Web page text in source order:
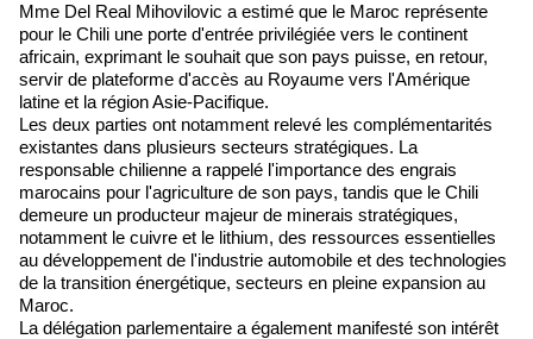
Mme Del Real Mihovilovic a estimé que le Maroc représente
pour le Chili une porte d'entrée privilégiée vers le continent
africain, exprimant le souhait que son pays puisse, en retour,
servir de plateforme d'accès au Royaume vers l'Amérique
latine et la région Asie-Pacifique.
Les deux parties ont notamment relevé les complémentarités
existantes dans plusieurs secteurs stratégiques. La
responsable chilienne a rappelé l'importance des engrais
marocains pour l'agriculture de son pays, tandis que le Chili
demeure un producteur majeur de minerais stratégiques,
notamment le cuivre et le lithium, des ressources essentielles
au développement de l'industrie automobile et des technologies
de la transition énergétique, secteurs en pleine expansion au
Maroc.
La délégation parlementaire a également manifesté son intérêt